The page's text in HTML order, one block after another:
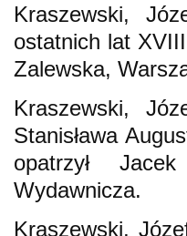
Kraszewski,
ostatnich lat
Zalewska,
Kraszewski,
Stanisława
opatrzył
Wydawnicza.
Kraszewski,